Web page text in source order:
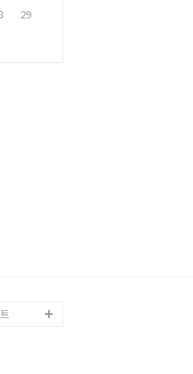
29